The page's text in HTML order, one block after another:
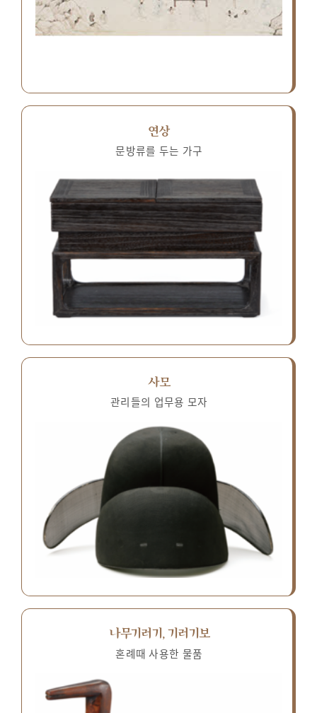
연상
문방류를 두는 가구
사모
관리들의 업무용 모자
나무기러기, 기러기보
혼례때 사용한 물품